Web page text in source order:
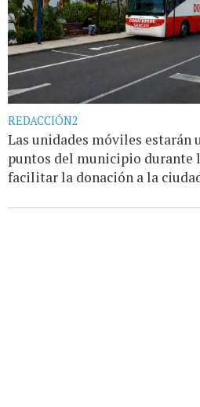
REDACCIÓN2
Las unidades móviles estarán
puntos del municipio durante
facilitar la donación a la